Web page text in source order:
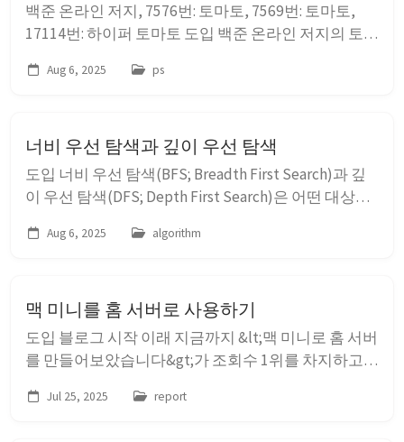
백준 온라인 저지, 7576번: 토마토, 7569번: 토마토,
17114번: 하이퍼 토마토 도입 백준 온라인 저지의 토마
대표적인 문제이다. 기본적으로는 &lt;7576번: 토마토
Aug 6, 2025 ps
너비 우선 탐색과 깊이 우선 탐색
도입 너비 우선 탐색(BFS; Breadth First Search)과 깊
이 우선 탐색(DFS; Depth First Search)은 어떤 대상을
반복 과정을 도입할 때 사용한다. 단순히 분할 가능한
Aug 6, 2025 algorithm
맥 미니를 홈 서버로 사용하기
도입 블로그 시작 이래 지금까지 &lt;맥 미니로 홈 서버
를 만들어보았습니다&gt;가 조회수 1위를 차지하고
서 내 감상을 늘어놓을 뿐이었기 때문에, 제대로 다시
Jul 25, 2025 report